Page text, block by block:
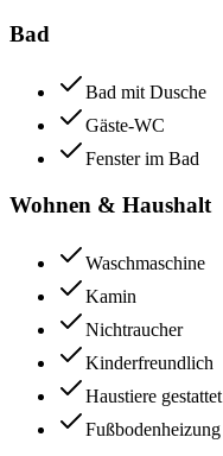
Bad
Bad mit Dusche
Gäste-WC
Fenster im Bad
Wohnen & Haushalt
Waschmaschine
Kamin
Nichtraucher
Kinderfreundlich
Haustiere gestattet
Fußbodenheizung